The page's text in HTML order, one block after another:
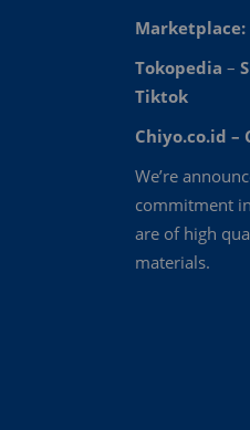
Marketplace:
Tokopedia –
Tiktok
Chiyo.co.id –
We’re
commitment
are of high
materials.